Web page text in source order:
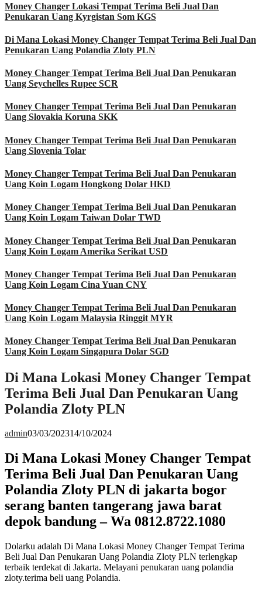
Money Changer Lokasi Tempat Terima Beli Jual Dan
Penukaran Uang Kyrgistan Som KGS
Di Mana Lokasi Money Changer Tempat Terima Beli Jual Dan
Penukaran Uang Polandia Zloty PLN
Money Changer Tempat Terima Beli Jual Dan Penukaran
Uang Seychelles Rupee SCR
Money Changer Tempat Terima Beli Jual Dan Penukaran
Uang Slovakia Koruna SKK
Money Changer Tempat Terima Beli Jual Dan Penukaran
Uang Slovenia Tolar
Money Changer Tempat Terima Beli Jual Dan Penukaran
Uang Koin Logam Hongkong Dolar HKD
Money Changer Tempat Terima Beli Jual Dan Penukaran
Uang Koin Logam Taiwan Dolar TWD
Money Changer Tempat Terima Beli Jual Dan Penukaran
Uang Koin Logam Amerika Serikat USD
Money Changer Tempat Terima Beli Jual Dan Penukaran
Uang Koin Logam Cina Yuan CNY
Money Changer Tempat Terima Beli Jual Dan Penukaran
Uang Koin Logam Malaysia Ringgit MYR
Money Changer Tempat Terima Beli Jual Dan Penukaran
Uang Koin Logam Singapura Dolar SGD
Di Mana Lokasi Money Changer Tempat
Terima Beli Jual Dan Penukaran Uang
Polandia Zloty PLN
admin03/03/202314/10/2024
Di Mana Lokasi Money Changer Tempat
Terima Beli Jual Dan Penukaran Uang
Polandia Zloty PLN di jakarta bogor
serang banten tangerang jawa barat
depok bandung – Wa 0812.8722.1080
Dolarku adalah Di Mana Lokasi Money Changer Tempat Terima
Beli Jual Dan Penukaran Uang Polandia Zloty PLN terlengkap
terbaik terdekat di Jakarta. Melayani penukaran uang polandia
zloty.terima beli uang Polandia.